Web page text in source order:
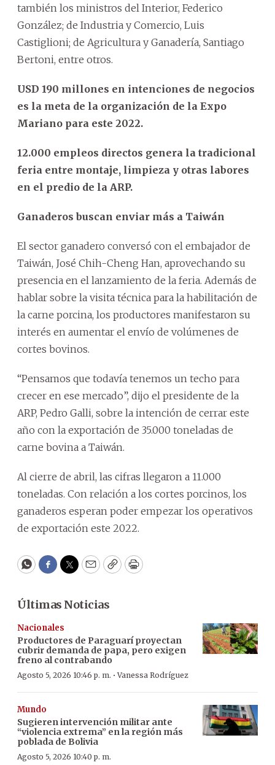
también los ministros del Interior, Federico
González; de Industria y Comercio, Luis
Castiglioni; de Agricultura y Ganadería, Santiago
Bertoni, entre otros.
USD 190 millones en intenciones de negocios
es la meta de la organización de la Expo
Mariano para este 2022.
12.000 empleos directos genera la tradicional
feria entre montaje, limpieza y otras labores
en el predio de la ARP.
Ganaderos buscan enviar más a Taiwán
El sector ganadero conversó con el embajador de
Taiwán, José Chih-Cheng Han, aprovechando su
presencia en el lanzamiento de la feria. Además de
hablar sobre la visita técnica para la habilitación de
la carne porcina, los productores manifestaron su
interés en aumentar el envío de volúmenes de
cortes bovinos.
“Pensamos que todavía tenemos un techo para
crecer en ese mercado”, dijo el presidente de la
ARP, Pedro Galli, sobre la intención de cerrar este
año con la exportación de 35.000 toneladas de
carne bovina a Taiwán.
Al cierre de abril, las cifras llegaron a 11.000
toneladas. Con relación a los cortes porcinos, los
ganaderos esperan poder empezar los operativos
de exportación este 2022.
WhatsApp
Facebook
Twitter
EmailCopyPrint
Últimas Noticias
Nacionales
Productores de Paraguarí proyectan
cubrir demanda de papa, pero exigen
freno al contrabando
Agosto 5, 2026 10:46 p. m. ·Vanessa Rodríguez
Mundo
Sugieren intervención militar ante
“violencia extrema” en la región más
poblada de Bolivia
Agosto 5, 2026 10:40 p. m.